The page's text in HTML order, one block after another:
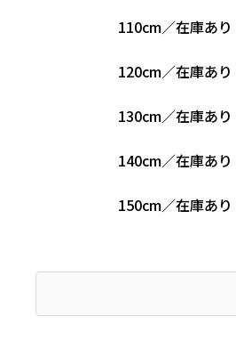
110cm／在庫あり
120cm／在庫あり
130cm／在庫あり
140cm／在庫あり
150cm／在庫あり